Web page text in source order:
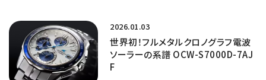
2026.01.03
世界初！フルメタルクロノグラフ電波
ソーラーの系譜 OCW-S7000D-7AJ
F